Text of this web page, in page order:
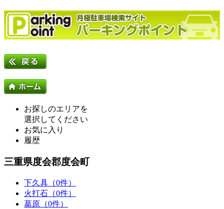
お探しのエリアを
選択してください
お気に入り
履歴
三重県度会郡度会町
下久具（0件）
火打石（0件）
葛原（0件）